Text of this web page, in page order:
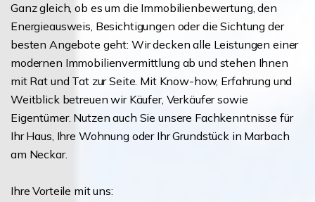
Ganz gleich, ob es um die Immobilienbewertung, den
Energieausweis, Besichtigungen oder die Sichtung der
besten Angebote geht: Wir decken alle Leistungen einer
modernen Immobilienvermittlung ab und stehen Ihnen
mit Rat und Tat zur Seite. Mit Know-how, Erfahrung und
Weitblick betreuen wir Käufer, Verkäufer sowie
Eigentümer. Nutzen auch Sie unsere Fachkenntnisse für
Ihr Haus, Ihre Wohnung oder Ihr Grundstück in Marbach
am Neckar.
Ihre Vorteile mit uns: